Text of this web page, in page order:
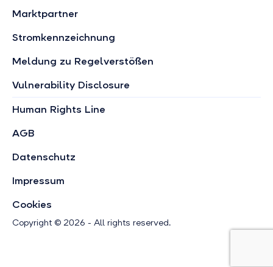
Marktpartner
Stromkennzeichnung
Meldung zu Regelverstößen
Vulnerability Disclosure
Copyright © 2026 - All rights reserved.
Human Rights Line
AGB
Datenschutz
Impressum
Cookies